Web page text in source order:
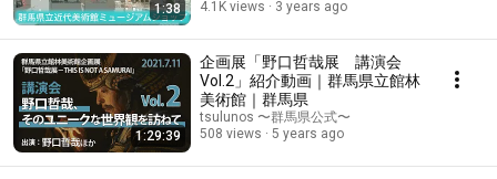
1:38
4.1K views
3 years ago
1:29:39
企画展「野口哲哉展 講演会
Vol.2」紹介動画｜群馬県立館林
美術館｜群馬県
tsulunos 〜群馬県公式〜
508 views
5 years ago